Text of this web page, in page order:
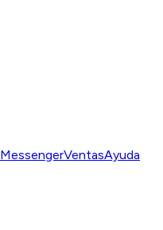
MessengerVentasAyuda